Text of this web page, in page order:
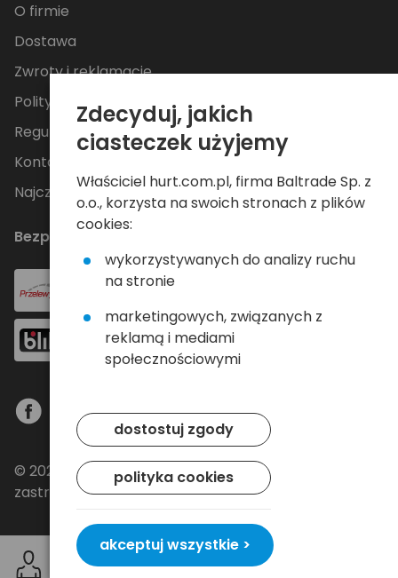
O firmie
Dostawa
Zwroty i reklamacje
Polityka Prywatności
Regulamin
Kontakt
Najczęściej zadawane pytania
Bezpieczne płatności
© 2024 Baltrade sp. z o.o. - Wszelkie prawa
zastrzeżone.
Zdecyduj, jakich
ciasteczek użyjemy
Właściciel hurt.com.pl, firma Baltrade Sp. z
o.o., korzysta na swoich stronach z plików
cookies:
wykorzystywanych do analizy ruchu
na stronie
marketingowych, związanych z
reklamą i mediami
społecznościowymi
dostostuj zgody
polityka cookies
akceptuj wszystkie >